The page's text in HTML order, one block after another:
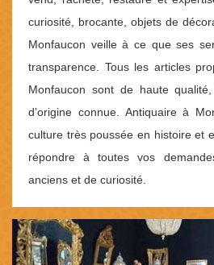
curiosité, brocante, objets de
Monfaucon veille à ce que ses
transparence. Tous les articles
Monfaucon sont de haute
d’origine connue. Antiquaire à
culture très poussée en histoire et
répondre à toutes vos
anciens et de curiosité.